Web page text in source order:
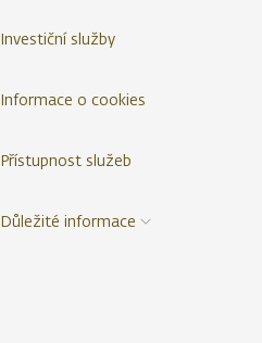
Investiční služby
Informace o cookies
Přístupnost služeb
Důležité informace